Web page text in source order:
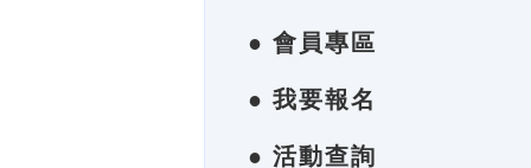
● 會員專區
● 我要報名
● 活動查詢